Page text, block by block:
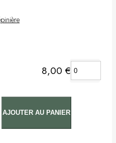
8,00 €
AJOUTER AU PANIER